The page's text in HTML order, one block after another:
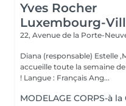
Yves Rocher
Luxembourg-
22, Avenue de la Porte-
Diana (responsable) Estelle
accueille toute la semaine
! Langue : Français Ang...
MODELAGE CORPS-à